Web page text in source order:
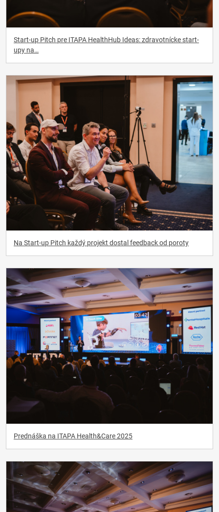
Start-up Pitch pre ITAPA HealthHub Ideas: zdravotnícke start-
upy na…
Na Start-up Pitch každý projekt dostal feedback od poroty
Prednáška na ITAPA Health&Care 2025